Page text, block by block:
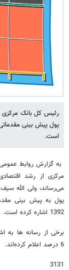
رئیس کل بانک مرکزی
است.
به گزارش روابط
می‌رساند، ولی الله
پول به پیش بینی
1392 اشاره کرده‌ است.
برخی از رسانه ها به
6 درصد اعلام کرده‌اند.
3131